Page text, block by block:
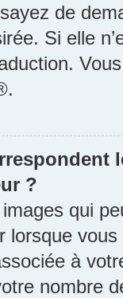
de
Si elle
?
qui
lorsque
à
nombre